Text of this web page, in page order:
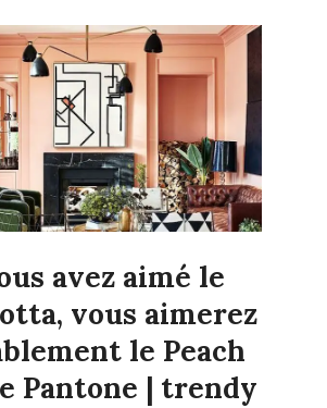
avez aimé le
vous aimerez
le Peach
Pantone | trendy